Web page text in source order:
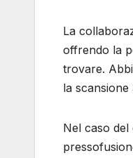
La
offrendo la
trovare.
la
Nel caso